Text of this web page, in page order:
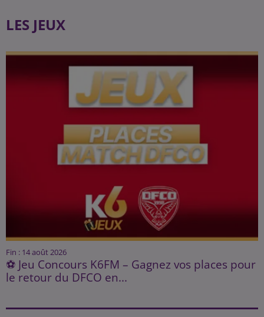
LES JEUX
Fin : 14 août 2026
⚽ Jeu Concours K6FM – Gagnez vos places pour
le retour du DFCO en...